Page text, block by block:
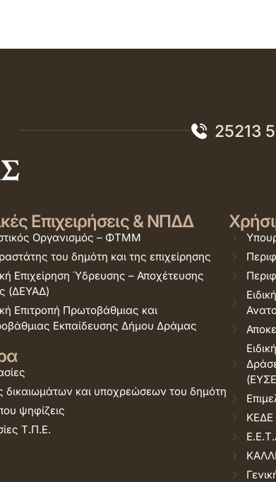
25213
Επιχειρήσεις & ΝΠΔΔ
Οργανισμός – ΦΤΜΜ
του δημότη και της επιχείρησης
Επιχείρηση Ύδρευσης – Αποχέτευσης
(ΔΕΥΑΔ)
Επιτροπή Πρωτοβάθμιας και
Εκπαίδευσης Δήμου Δράμας
δικαιωμάτων και υποχρεώσεων του δημότη
ψηφίζεις
Τ.Π.Ε.
ΚΕΔΕ